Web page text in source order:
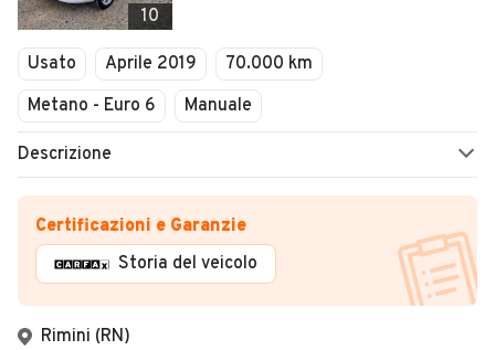
10
Usato Aprile 2019
70.000 km
Metano - Euro 6
Manuale
Descrizione
Certificazioni e Garanzie
Storia del veicolo
Rimini (RN)